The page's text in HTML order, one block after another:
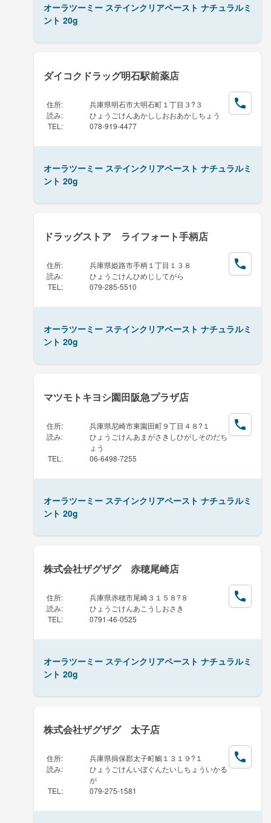
オーラツーミー ステインクリアペースト ナチュラルミ
ント 20g
ダイコクドラッグ明石駅前薬店
住所:
兵庫県明石市大明石町１丁目３?３
読み:
ひょうごけんあかししおおあかしちょう
TEL : 078-919-4477
オーラツーミー ステインクリアペースト ナチュラルミ
ント 20g
ドラッグストア ライフォート手柄店
住所:
兵庫県姫路市手柄１丁目１３８
読み:
ひょうごけんひめじしてがら
TEL : 079-285-5510
オーラツーミー ステインクリアペースト ナチュラルミ
ント 20g
マツモトキヨシ園田阪急プラザ店
住所:
兵庫県尼崎市東園田町９丁目４８?１
読み:
ひょうごけんあまがさきしひがしそのだち
ょう
TEL : 06-6498-7255
オーラツーミー ステインクリアペースト ナチュラルミ
ント 20g
株式会社ザグザグ 赤穂尾崎店
住所:
兵庫県赤穂市尾崎３１５８?８
読み:
ひょうごけんあこうしおさき
TEL : 0791-46-0525
オーラツーミー ステインクリアペースト ナチュラルミ
ント 20g
株式会社ザグザグ 太子店
住所:
兵庫県揖保郡太子町鵤１３１９?１
読み:
ひょうごけんいぼぐんたいしちょういかる
が
TEL : 079-275-1581